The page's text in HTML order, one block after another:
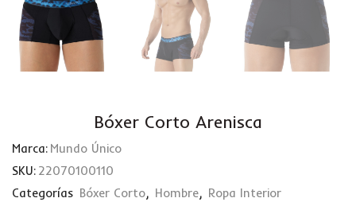
Bóxer Corto Arenisca
Marca: Mundo Único
SKU: 22070100110
Categorías Bóxer Corto, Hombre, Ropa Interior